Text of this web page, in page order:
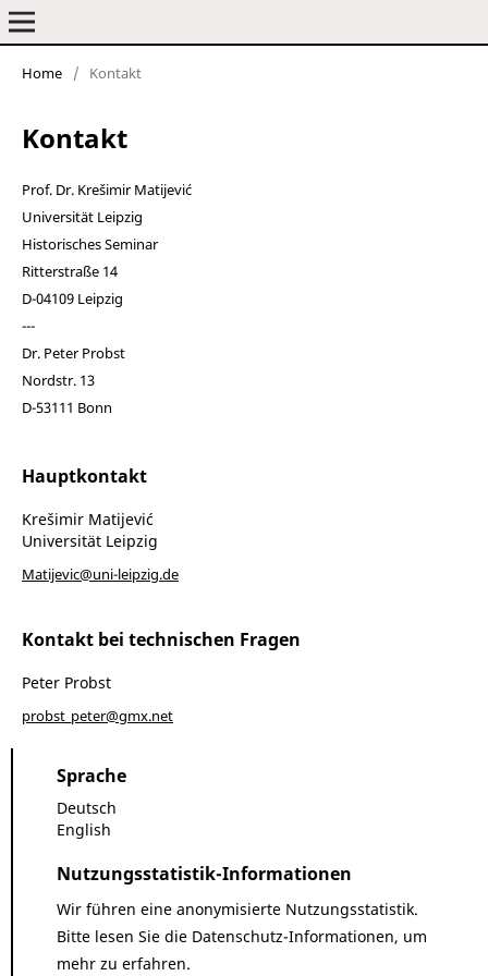
Home / Kontakt
Kontakt
Prof. Dr. Krešimir Matijević
Universität Leipzig
Historisches Seminar
Ritterstraße 14
D-04109 Leipzig
---
Dr. Peter Probst
Nordstr. 13
D-53111 Bonn
Hauptkontakt
Krešimir Matijević
Universität Leipzig
Matijevic@uni-leipzig.de
Kontakt bei technischen Fragen
Peter Probst
probst_peter@gmx.net
Sprache
Deutsch
English
Nutzungsstatistik-Informationen
Wir führen eine anonymisierte Nutzungsstatistik.
Bitte lesen Sie die Datenschutz-Informationen, um
mehr zu erfahren.